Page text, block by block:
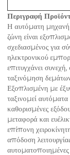
Περιγραφή
Η αυτόματη μηχανή
ζώνη είναι
σχεδιασμένος για
ηλεκτρονικού
επιτυγχάνει
ταξινόμηση
Εξοπλισμένη με
ταξινομεί
καθορισμένες
μεταφορά και
επίπονη
απόδοση